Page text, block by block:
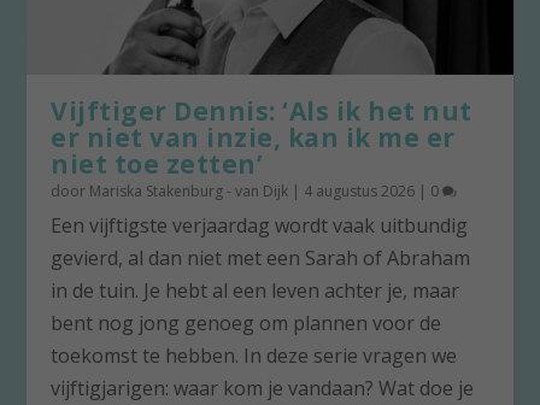
Vijftiger Dennis: ‘Als ik het nut
er niet van inzie, kan ik me er
niet toe zetten’
door Mariska Stakenburg - van Dijk | 4 augustus 2026 | 0
Een vijftigste verjaardag wordt vaak uitbundig
gevierd, al dan niet met een Sarah of Abraham
in de tuin. Je hebt al een leven achter je, maar
bent nog jong genoeg om plannen voor de
toekomst te hebben. In deze serie vragen we
vijftigjarigen: waar kom je vandaan? Wat doe je